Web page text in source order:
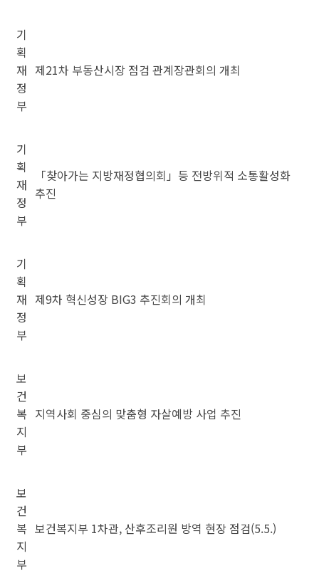
기
획
재
정
부
제21차 부동산시장 점검 관계장관회의 개최
기
획
재
정
부
「찾아가는 지방재정협의회」등 전방위적 소통활성화
추진
기
획
재
정
부
제9차 혁신성장 BIG3 추진회의 개최
보
건
복
지
부
지역사회 중심의 맞춤형 자살예방 사업 추진
보
건
복
지
부
보건복지부 1차관, 산후조리원 방역 현장 점검(5.5.)